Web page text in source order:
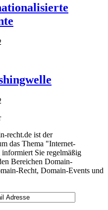
recht.de ist der
das Thema "Internet-
Sie regelmäßig
Bereichen Domain-
Recht, Domain-Events und